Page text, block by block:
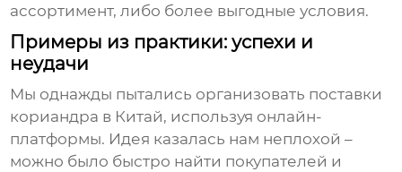
ассортимент, либо более выгодные условия.
Примеры из практики: успехи и
неудачи
Мы однажды пытались организовать поставки
кориандра в Китай, используя онлайн-
платформы. Идея казалась нам неплохой –
можно было быстро найти покупателей и